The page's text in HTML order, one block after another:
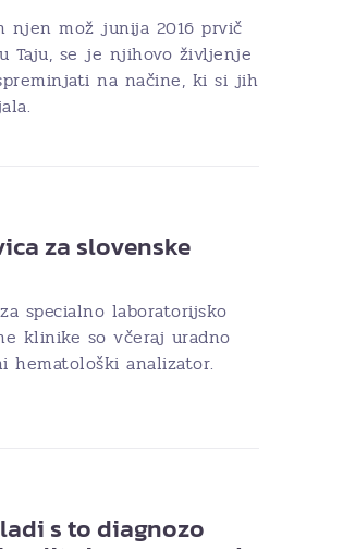
njen mož junija 2016 prvič
Taju, se je njihovo življenje
na načine, ki si jih
za slovenske
specialno laboratorijsko
klinike so včeraj uradno
hematološki analizator.
s to diagnozo